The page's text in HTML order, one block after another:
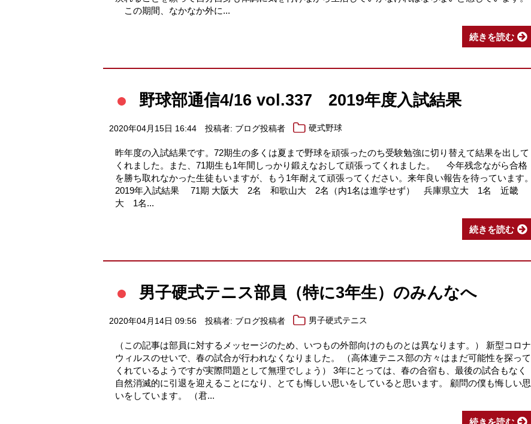
この期間、なかなか外に...
続きを読む
野球部通信4/16 vol.337 2019年度入試結果
2020年04月15日 16:44 投稿者: ブログ投稿者 硬式野球
昨年度の入試結果です。72期生の多くは夏まで野球を頑張ったのち受験勉強に切り替えて結果を出して
くれました。また、71期生も1年間しっかり鍛えなおして頑張ってくれました。 今年残念ながら合格
を勝ち取れなかった生徒もいますが、もう1年耐えて頑張ってください。来年良い報告を待っています。
2019年入試結果 71期 大阪大 2名 和歌山大 2名（内1名は進学せず） 兵庫県立大 1名 近畿
大 1名...
続きを読む
男子硬式テニス部員（特に3年生）のみんなへ
2020年04月14日 09:56 投稿者: ブログ投稿者 男子硬式テニス
（この記事は部員に対するメッセージのため、いつもの外部向けのものとは異なります。） 新型コロナ
ウィルスのせいで、春の試合が行われなくなりました。 （高体連テニス部の方々はまだ可能性を探って
くれているようですが実際問題として無理でしょう） 3年にとっては、春の合宿も、最後の試合もなく
自然消滅的に引退を迎えることになり、とても悔しい思いをしていると思います。 顧問の僕も悔しい思
いをしています。 （君...
続きを読む